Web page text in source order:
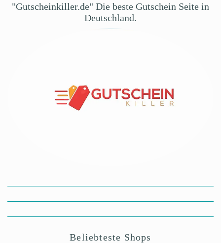
"Gutscheinkiller.de" Die beste Gutschein Seite in
Deutschland.
Beliebteste Shops